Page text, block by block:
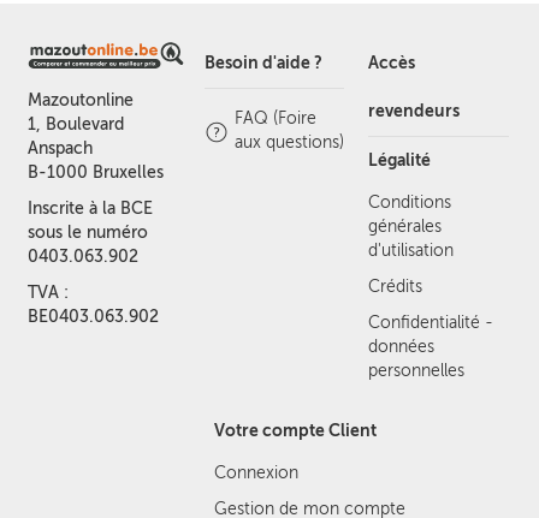
Mazoutonline
1, Boulevard
Anspach
B-1000 Bruxelles
Inscrite à la BCE
sous le numéro
0403.063.902
TVA :
BE0403.063.902
Besoin d'aide ?
FAQ (Foire
aux questions)
Accès
revendeurs
Légalité
Conditions
générales
d'utilisation
Crédits
Confidentialité -
données
personnelles
Votre compte Client
Connexion
Gestion de mon compte